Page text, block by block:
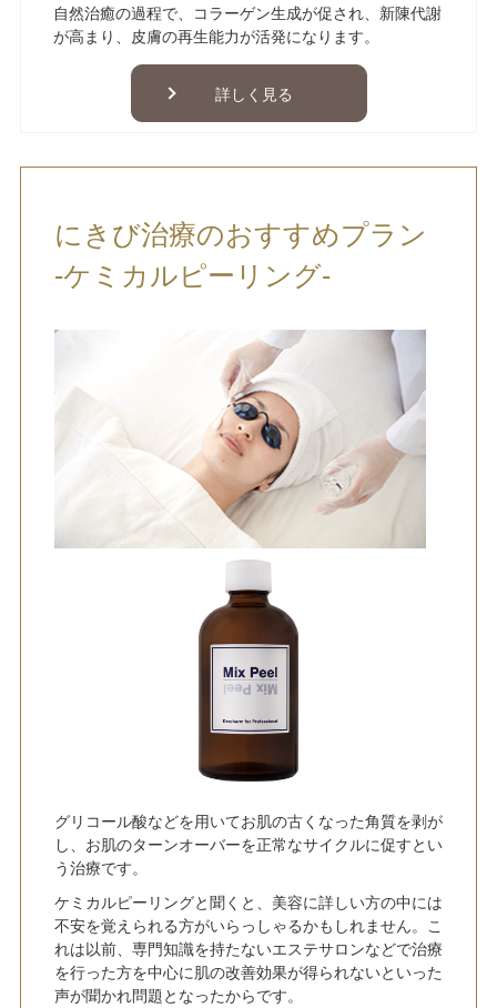
自然治癒の過程で、コラーゲン生成が促され、新陳代謝
が高まり、皮膚の再生能力が活発になります。
詳しく見る
にきび治療のおすすめプラン
-ケミカルピーリング-
グリコール酸などを用いてお肌の古くなった角質を剥が
し、お肌のターンオーバーを正常なサイクルに促すとい
う治療です。
ケミカルピーリングと聞くと、美容に詳しい方の中には
不安を覚えられる方がいらっしゃるかもしれません。こ
れは以前、専門知識を持たないエステサロンなどで治療
を行った方を中心に肌の改善効果が得られないといった
声が聞かれ問題となったからです。